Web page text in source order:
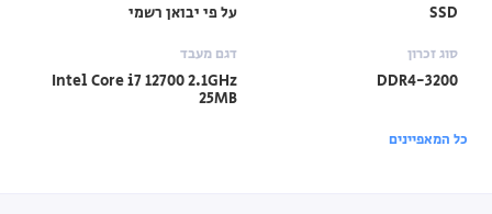
SSD על פי יבואן רשמי
סוג זכרון
DDR4-3200
דגם מעבד
Intel Core i7 12700 2.1GHz
25MB
כל המאפיינים